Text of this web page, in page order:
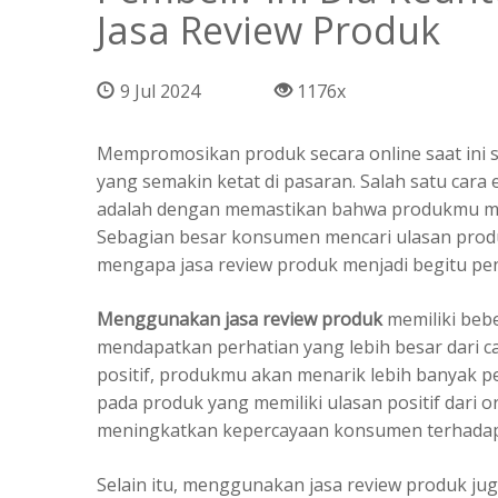
Jasa Review Produk
9 Jul 2024 1176x
Mempromosikan produk secara online saat
yang semakin ketat di pasaran. Salah satu
adalah dengan memastikan bahwa produkmu
Sebagian besar konsumen mencari ulasan
mengapa jasa review produk menjadi begitu
Menggunakan jasa review produkmemiliki
mendapatkan perhatian yang lebih besar dari
positif, produkmu akan menarik lebih banyak
pada produk yang memiliki ulasan positif dari
meningkatkan kepercayaan konsumen
Selain itu, menggunakan jasa review produk